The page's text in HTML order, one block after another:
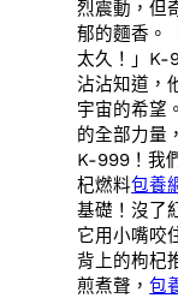
烈震動，但
郁的麵香。
太久！」K-
沾沾知道，
宇宙的希望
的全部力量
K-999！我
杞燃料包養
基礎！沒了
它用小嘴咬
背上的枸杞
煎煮聲，包